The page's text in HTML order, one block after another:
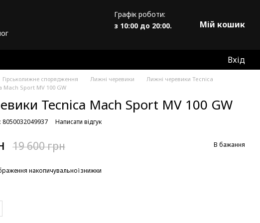
Графік роботи:
з 10:00 до 20:00.
Мій кошик
Вхід
Гірськолижне спорядження Лижні черевики
Лижні черевики Tecnica
Mach Sport MV 100 GW
Tecnica Mach Sport MV 100 GW
8050032049937 Написати відгук
19 600 грн В бажання
накопичувальної знижки